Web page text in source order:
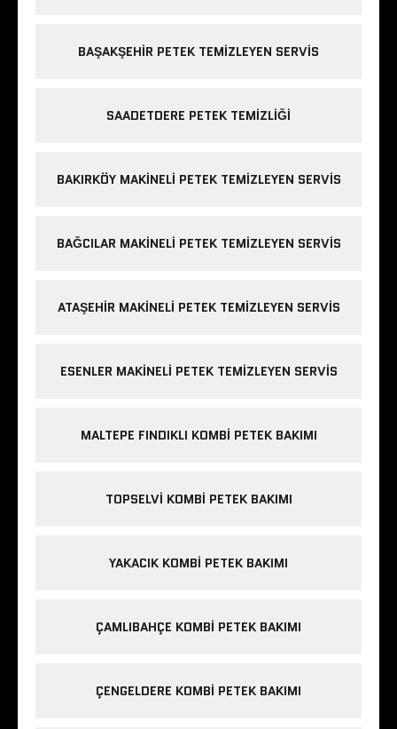
BAŞAKŞEHIR PETEK TEMIZLEYEN SERVIS
SAADETDERE PETEK TEMIZLIĞI
BAKIRKÖY MAKINELI PETEK TEMIZLEYEN SERVIS
BAĞCILAR MAKINELI PETEK TEMIZLEYEN SERVIS
ATAŞEHIR MAKINELI PETEK TEMIZLEYEN SERVIS
ESENLER MAKINELI PETEK TEMIZLEYEN SERVIS
MALTEPE FINDIKLI KOMBI PETEK BAKIMI
TOPSELVI KOMBI PETEK BAKIMI
YAKACIK KOMBI PETEK BAKIMI
ÇAMLIBAHÇE KOMBI PETEK BAKIMI
ÇENGELDERE KOMBI PETEK BAKIMI